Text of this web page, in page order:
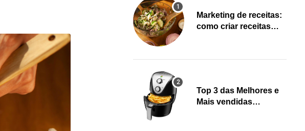
Marketing de receitas:
como criar receitas
Top 3 das Melhores e
Mais vendidas